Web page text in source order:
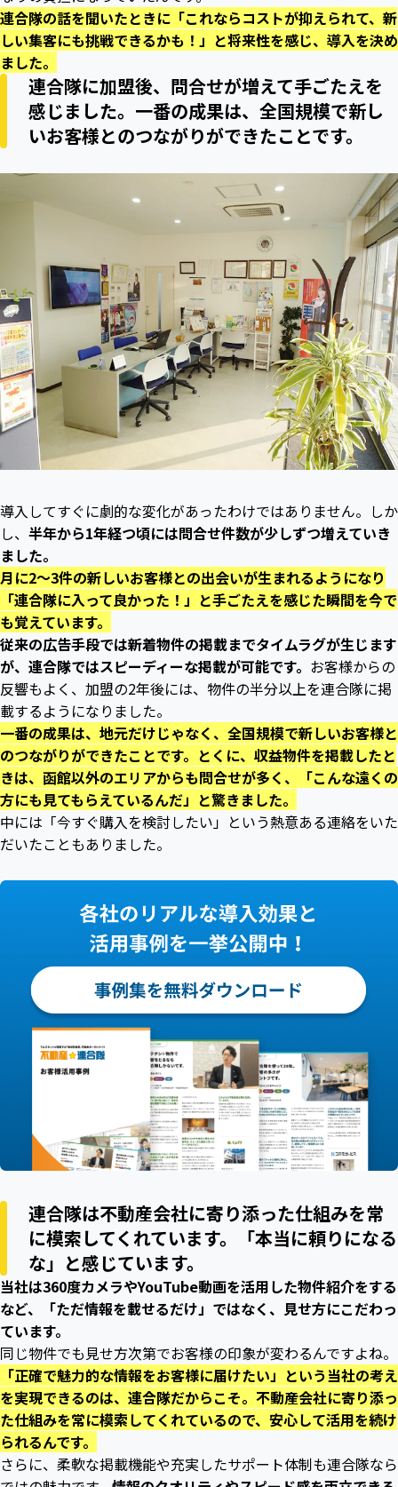
連合隊の話を聞いたときに「これならコストが抑えられて、新
しい集客にも挑戦できるかも！」と将来性を感じ、導入を決め
ました。
連合隊に加盟後、問合せが増えて手ごたえを
感じました。一番の成果は、全国規模で新し
いお客様とのつながりができたことです。
導入してすぐに劇的な変化があったわけではありません。しか
し、 半年から1年経つ頃には問合せ件数が少しずつ増えていき
ました。
月に2～3件の新しいお客様との出会いが生まれるようになり
「連合隊に入って良かった！」と手ごたえを感じた瞬間を今で
も覚えています。
従来の広告手段では新着物件の掲載までタイムラグが生じます
が、連合隊ではスピーディーな掲載が可能です。 お客様からの
反響もよく、加盟の2年後には、物件の半分以上を連合隊に掲
載するようになりました。
一番の成果は、地元だけじゃなく、全国規模で新しいお客様と
のつながりができたことです。とくに、収益物件を掲載したと
きは、函館以外のエリアからも問合せが多く、「こんな遠くの
方にも見てもらえているんだ」と驚きました。
中には「今すぐ購入を検討したい」という熱意ある連絡をいた
だいたこともありました。
連合隊は不動産会社に寄り添った仕組みを常
に模索してくれています。「本当に頼りになる
な」と感じています。
当社は360度カメラやYouTube動画を活用した物件紹介をする
など、「ただ情報を載せるだけ」ではなく、見せ方にこだわっ
ています。
同じ物件でも見せ方次第でお客様の印象が変わるんですよね。
「正確で魅力的な情報をお客様に届けたい」という当社の考え
を実現できるのは、連合隊だからこそ。不動産会社に寄り添っ
た仕組みを常に模索してくれているので、安心して活用を続け
られるんです。
さらに、柔軟な掲載機能や充実したサポート体制も連合隊なら